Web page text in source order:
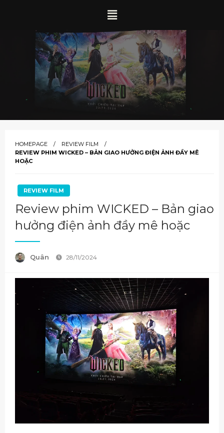
HOMEPAGE
REVIEW FILM
REVIEW PHIM WICKED – BẢN GIAO HƯỞNG ĐIỆN ẢNH ĐẦY MÊ
HOẶC
REVIEW FILM
Review phim WICKED – Bản giao
hưởng điện ảnh đầy mê hoặc
Quân 28/11/2024